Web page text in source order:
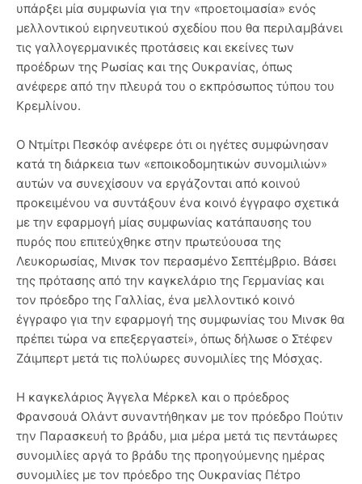
υπάρξει μία συμφωνία για την «προετοιμασία» ενός
μελλοντικού ειρηνευτικού σχεδίου που θα περιλαμβάνει
τις γαλλογερμανικές προτάσεις και εκείνες των
προέδρων της Ρωσίας και της Ουκρανίας, όπως
ανέφερε από την πλευρά του ο εκπρόσωπος τύπου του
Κρεμλίνου.
Ο Ντμίτρι Πεσκόφ ανέφερε ότι οι ηγέτες συμφώνησαν
κατά τη διάρκεια των «εποικοδομητικών συνομιλιών»
αυτών να συνεχίσουν να εργάζονται από κοινού
προκειμένου να συντάξουν ένα κοινό έγγραφο σχετικά
με την εφαρμογή μίας συμφωνίας κατάπαυσης του
πυρός που επιτεύχθηκε στην πρωτεύουσα της
Λευκορωσίας, Μινσκ τον περασμένο Σεπτέμβριο. Βάσει
της πρότασης από την καγκελάριο της Γερμανίας και
τον πρόεδρο της Γαλλίας, ένα μελλοντικό κοινό
έγγραφο για την εφαρμογή της συμφωνίας του Μινσκ θα
πρέπει τώρα να επεξεργαστεί», όπως δήλωσε ο Στέφεν
Ζάιμπερτ μετά τις πολύωρες συνομιλίες της Μόσχας.
Η καγκελάριος Άγγελα Μέρκελ και ο πρόεδρος
Φρανσουά Ολάντ συναντήθηκαν με τον πρόεδρο Πούτιν
την Παρασκευή το βράδυ, μια μέρα μετά τις πεντάωρες
συνομιλίες αργά το βράδυ της προηγούμενης ημέρας
συνομιλίες με τον πρόεδρο της Ουκρανίας Πέτρο